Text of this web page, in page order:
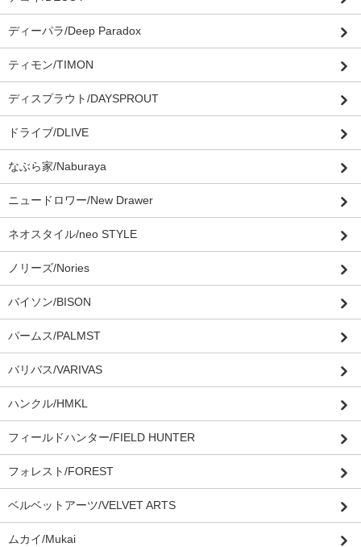
ディーパラ/Deep Paradox
ティモン/TIMON
ディスプラウト/DAYSPROUT
ドライブ/DLIVE
なぶら家/Naburaya
ニュードロワー/New Drawer
ネオスタイル/neo STYLE
ノリーズ/Nories
バイソン/BISON
パームス/PALMST
バリバス/VARIVAS
ハンクル/HMKL
フィールドハンター/FIELD HUNTER
フォレスト/FOREST
ベルベットアーツ/VELVET ARTS
ムカイ/Mukai